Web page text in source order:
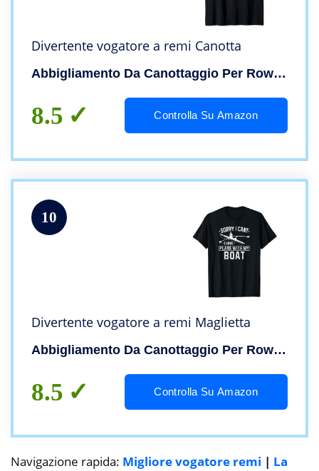
Divertente vogatore a remi Canotta
Abbigliamento Da Canottaggio Per Row Crew
8.5 Controlla Su Amazon
10
Divertente vogatore a remi Maglietta
Abbigliamento Da Canottaggio Per Row Crew
8.5 Controlla Su Amazon
Navigazione rapida: Migliore vogatore remi | La